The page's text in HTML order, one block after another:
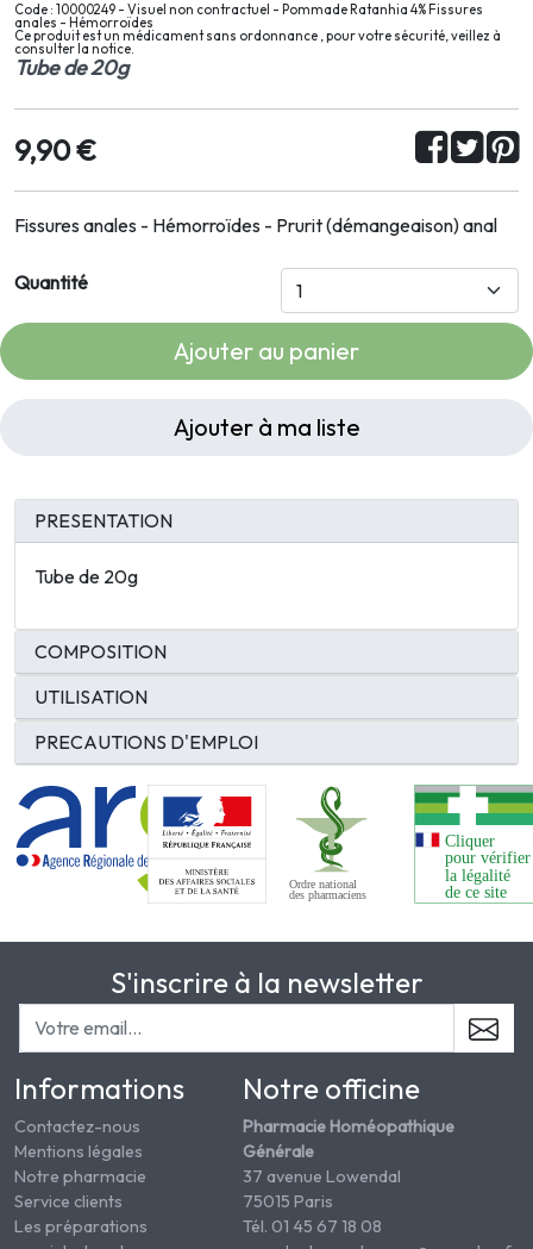
Code : 10000249 - Visuel non contractuel - Pommade Ratanhia 4% Fissures
anales - Hémorroïdes
Ce produit est un médicament sans ordonnance , pour votre sécurité, veillez à
consulter la notice.
Tube de 20g
9,90 €
Fissures anales - Hémorroïdes - Prurit (démangeaison) anal
Quantité
Ajouter au panier
Ajouter à ma liste
PRESENTATION
Tube de 20g
COMPOSITION
UTILISATION
PRECAUTIONS D'EMPLOI
S'inscrire à la newsletter
Informations
Contactez-nous
Mentions légales
Notre pharmacie
Service clients
Les préparations
Notre officine
Pharmacie Homéopathique
Générale
37 avenue Lowendal
75015 Paris
Tél. 01 45 67 18 08